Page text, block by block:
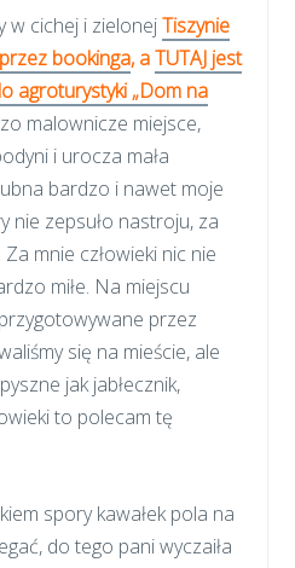
w cichej i zielonej Tiszynie
bookinga, aTUTAJ jest
agroturystyki „Dom na
malownicze miejsce,
i urocza mała
bardzo i nawet moje
nie zepsuło nastroju, za
mnie człowieki nic nie
miłe. Na miejscu
przez
się na mieście, ale
jak jabłecznik,
to polecam tę
spory kawałek pola na
do tego pani wyczaiła